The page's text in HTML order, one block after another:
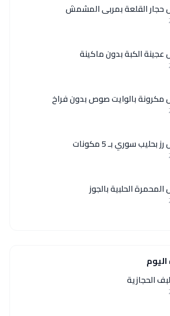
حجار القلعة بمربى المشمش
الكبة بدون ماكينة
بالوايت صوص بدون فراخ
سوري بـ 5 مكونات
الحلبية بالجوز
اليوم
الحجازية